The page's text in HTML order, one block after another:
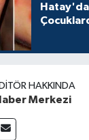
HAKKINDA
Merkezi